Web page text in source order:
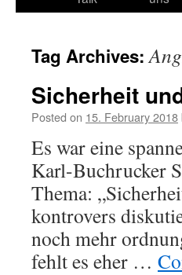
Tag Archives:
Sicherheit
Posted on 15. February 2018
Es war eine
Karl-Buchrucker
Thema:
kontrovers
noch mehr
fehlt es eher …